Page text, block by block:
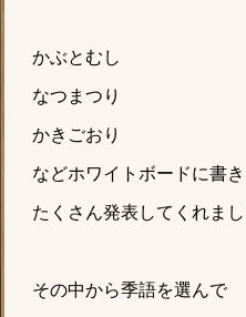
かぶとむし
なつまつり
かきごおり
などホワイトボードに書
たくさん発表してくれま
その中から季語を選んで